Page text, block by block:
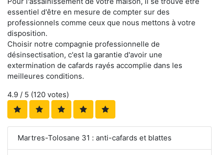
essentiel d'être en mesure de compter sur des
professionnels comme ceux que nous mettons à votre
disposition.
Choisir notre compagnie professionnelle de
désinsectisation, c'est la garantie d'avoir une
extermination de cafards rayés accomplie dans les
meilleures conditions.
4.9 / 5 (120 votes)
Martres-Tolosane 31 : anti-cafards et blattes